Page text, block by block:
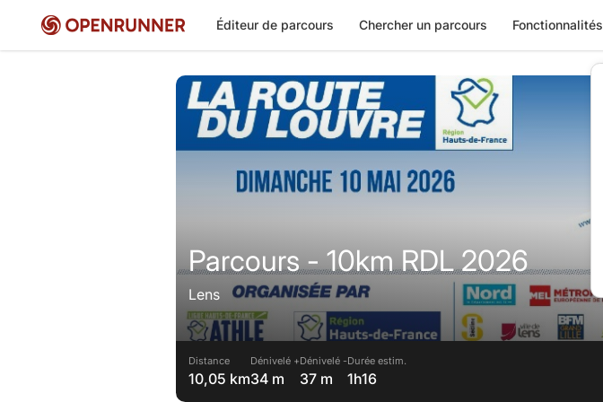
Éditeur de parcours Chercher un parcours Fonctionnalités
Parcours - 10km RDL 2026
Lens
Distance
10,05 km
Dénivelé +
34 m
Dénivelé -
37 m
Durée estim.
1h16